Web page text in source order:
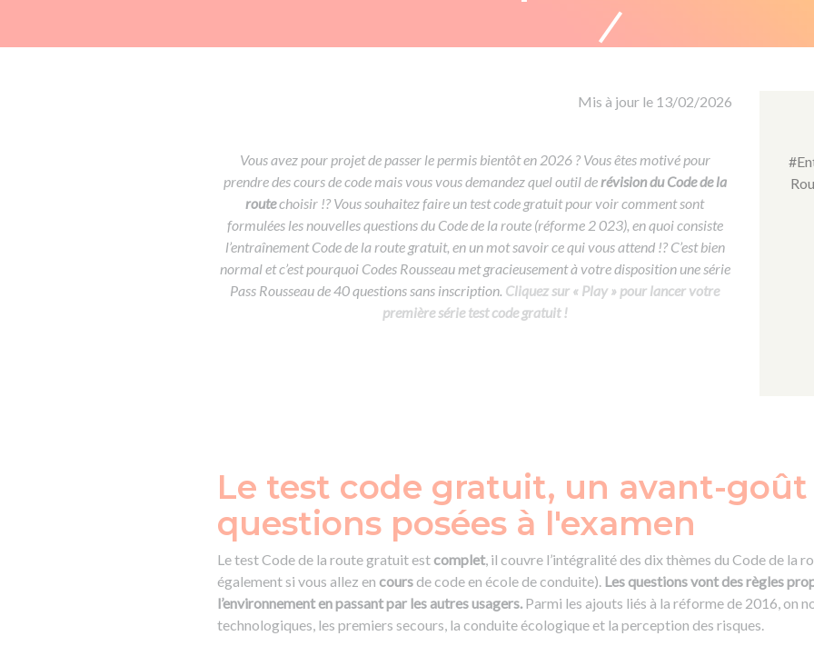
Voir tous les supports
Devenir enseignant de la conduite
Mis à jour le 13/02/2026
Vous avez pour projet de passer le permis bientôt en 2026 ? Vous êtes motivé pour
prendre des cours de code mais vous vous demandez quel outil derévision du Code de la
routechoisir !? Vous souhaitez faire un test code gratuit pour voir comment sont
formulées les nouvelles questions du Code de la route (réforme 2 023), en quoi consiste
l’entraînement Code de la route gratuit, en un mot savoir ce qui vous attend !? C’est bien
normal et c’est pourquoi Codes Rousseau met gracieusement à votre disposition une série
Pass Rousseau de 40 questions sans inscription. Cliquez sur « Play » pour lancer votre
première série test code gratuit !
Le test code gratuit, un avant-goût
questions posées à l'examen
Le test Code de la route gratuit estcomplet, il couvre l’intégralité des dix thèmes du Code de la
également si vous allez en cours de code en école de conduite). Les questions vont des règles
l’environnement en passant par les autres usagers.Parmi les ajouts liés à la réforme de 2016, on
technologiques, les premiers secours, la conduite écologique et la perception des risques.